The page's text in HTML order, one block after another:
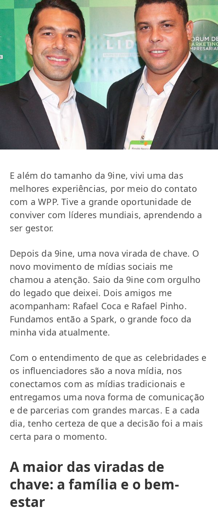
E além do tamanho da 9ine, vivi uma das
melhores experiências, por meio do contato
com a WPP. Tive a grande oportunidade de
conviver com líderes mundiais, aprendendo a
ser gestor.
Depois da 9ine, uma nova virada de chave. O
novo movimento de mídias sociais me
chamou a atenção. Saio da 9ine com orgulho
do legado que deixei. Dois amigos me
acompanham: Rafael Coca e Rafael Pinho.
Fundamos então a Spark, o grande foco da
minha vida atualmente.
Com o entendimento de que as celebridades e
os influenciadores são a nova mídia, nos
conectamos com as mídias tradicionais e
entregamos uma nova forma de comunicação
e de parcerias com grandes marcas. E a cada
dia, tenho certeza de que a decisão foi a mais
certa para o momento.
A maior das viradas de
chave: a família e o bem-
estar